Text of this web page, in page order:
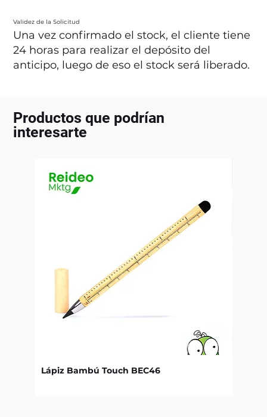
Validez de la Solicitud
Una vez confirmado el stock, el cliente tiene
24 horas para realizar el depósito del
anticipo, luego de eso el stock será liberado.
Productos que podrían
interesarte
Lápiz Bambú Touch BEC46